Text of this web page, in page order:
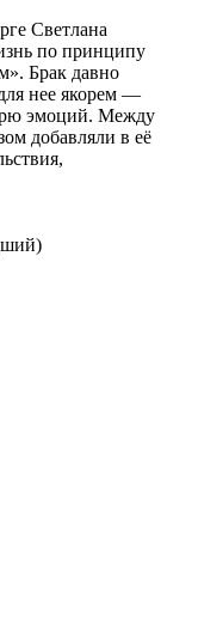
Светлана
по принципу
Брак давно
нее якорем —
эмоций. Между
добавляли в её